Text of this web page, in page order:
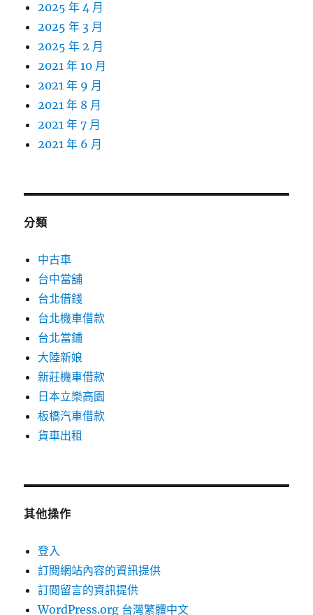
2025 年 4 月
2025 年 3 月
2025 年 2 月
2021 年 10 月
2021 年 9 月
2021 年 8 月
2021 年 7 月
2021 年 6 月
分類
中古車
台中當舖
台北借錢
台北機車借款
台北當鋪
大陸新娘
新莊機車借款
日本立樂高園
板橋汽車借款
貨車出租
其他操作
登入
訂閱網站內容的資訊提供
訂閱留言的資訊提供
WordPress.org 台灣繁體中文